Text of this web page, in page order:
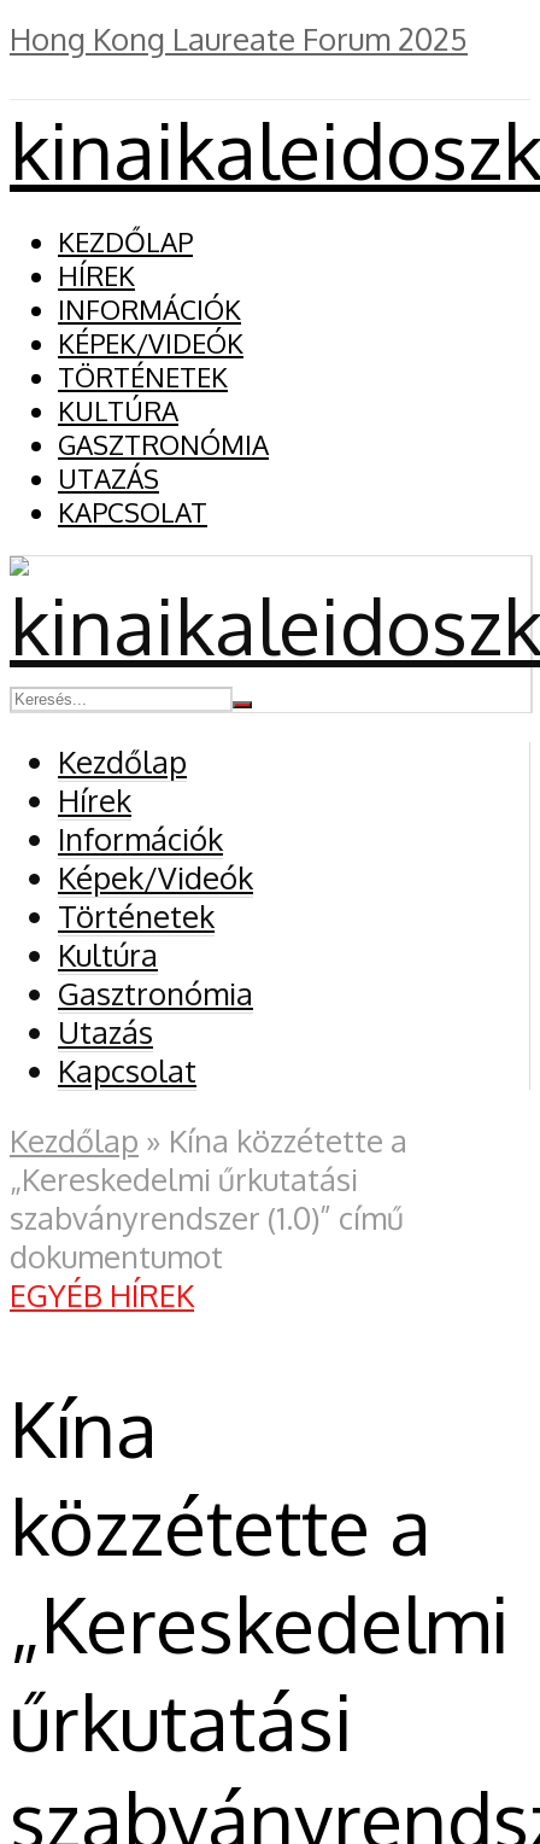
Hong Kong Laureate Forum 2025
KEZDŐLAP
HÍREK
INFORMÁCIÓK
KÉPEK/VIDEÓK
TÖRTÉNETEK
KULTÚRA
GASZTRONÓMIA
UTAZÁS
KAPCSOLAT
Kezdőlap
Hírek
Információk
Képek/Videók
Történetek
Kultúra
Gasztronómia
Utazás
Kapcsolat
Kezdőlap » Kína közzétette a
„Kereskedelmi űrkutatási
szabványrendszer (1.0)” című
dokumentumot
EGYÉB HÍREK
Kína
közzétette a
„Kereskedelmi
űrkutatási